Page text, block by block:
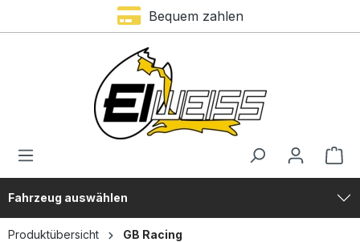
Bequem zahlen
Fahrzeug auswählen
Produktübersicht GB Racing